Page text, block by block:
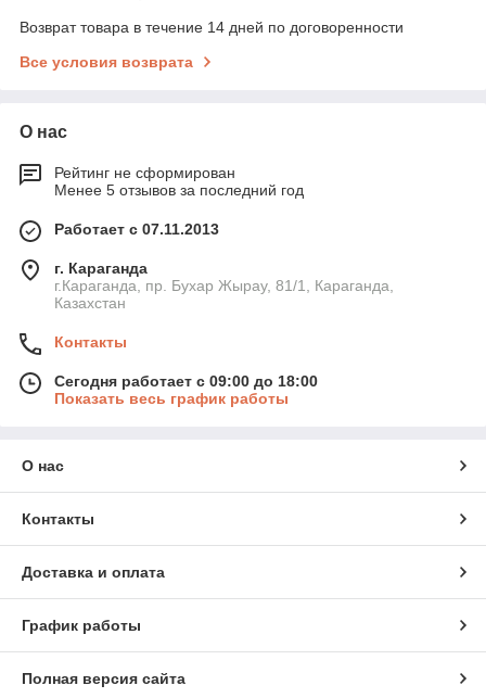
Возврат товара в течение 14 дней по договоренности
Все условия возврата
О нас
Рейтинг не сформирован
Менее 5 отзывов за последний год
Работает с 07.11.2013
г. Караганда
г.Караганда, пр. Бухар Жырау, 81/1, Караганда,
Казахстан
Контакты
Сегодня работает с 09:00 до 18:00
Показать весь график работы
О нас
Контакты
Доставка и оплата
График работы
Полная версия сайта